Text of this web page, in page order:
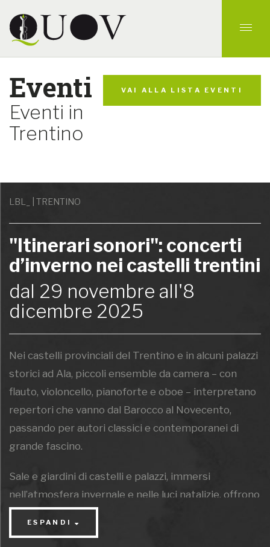
Eventi VAI ALLA LISTA EVENTI
Eventi in
Trentino
LBL_ | TRENTINO
"Itinerari sonori": concerti
d’inverno nei castelli trentini
dal 29 novembre all'8
dicembre 2025
Nei castelli provinciali del Trentino e in alcuni palazzi
storici ad Ala, piccoli ensemble da camera – con
flauto, violoncello, pianoforte e oboe – interpretano
repertori che vanno dal Barocco al Novecento,
passando per autori classici e contemporanei di
grande fascino.
Sale e giardini di castelli e palazzi, immersi
nell’atmosfera invernale e nelle luci natalizie, offrono
uno scenario unico, dove la musica dialoga con la
ESPANDI